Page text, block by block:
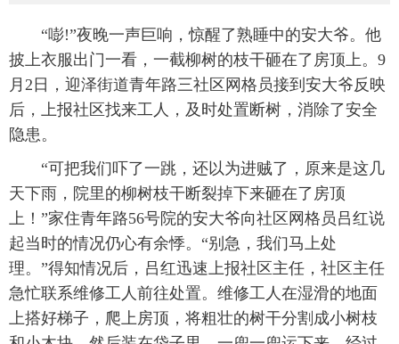
太原日报 太原晚报 热评 社区
“嘭!”夜晚一声巨响，惊醒了熟睡中的安大爷。他
披上衣服出门一看，一截柳树的枝干砸在了房顶上。9
月2日，迎泽街道青年路三社区网格员接到安大爷反映
后，上报社区找来工人，及时处置断树，消除了安全
隐患。
“可把我们吓了一跳，还以为进贼了，原来是这几
天下雨，院里的柳树枝干断裂掉下来砸在了房顶
上！”家住青年路56号院的安大爷向社区网格员吕红说
起当时的情况仍心有余悸。“别急，我们马上处
理。”得知情况后，吕红迅速上报社区主任，社区主任
急忙联系维修工人前往处置。维修工人在湿滑的地面
上搭好梯子，爬上房顶，将粗壮的树干分割成小树枝